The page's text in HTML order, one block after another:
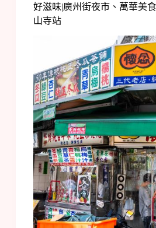
好滋味|廣州街夜市、萬華美
山寺站